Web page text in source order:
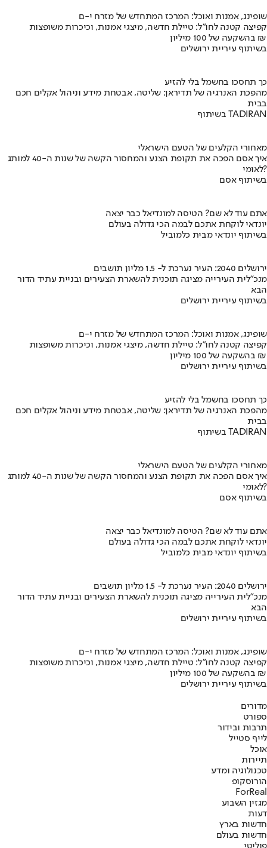
שופינג, אמנות ואוכל: המרכז המתחדש של מזרח י-ם
קפיצה קטנה לחו"ל: טיילת חדשה, מיצגי אמנות, וכיכרות משופצות
בהשקעה של 100 מיליון ₪
בשיתוף עיריית ירושלים
כך תחסכו בחשמל בלי להזיע
מהפכת האנרגיה של תדיראן: שליטה, אבטחת מידע וניהול אקלים חכם
בבית
בשיתוף TADIRAN
מאחורי הקלעים של הטעם הישראלי
איך אסם הפכה את תקופת הצנע והמחסור הקשה של שנות ה-40 למותג
לאומי?
בשיתוף אסם
אתם עוד לא שם? הטיסה למונדיאל כבר יצאה
יונדאי לוקחת אתכם לבמה הכי גדולה בעולם
בשיתוף יונדאי מבית כלמוביל
ירושלים 2040: העיר נערכת ל- 1.5 מליון תושבים
מנכ"לית העירייה מציגה תוכנית להשארת הצעירים ובניית עתיד הדור
הבא
בשיתוף עיריית ירושלים
שופינג, אמנות ואוכל: המרכז המתחדש של מזרח י-ם
קפיצה קטנה לחו"ל: טיילת חדשה, מיצגי אמנות, וכיכרות משופצות
בהשקעה של 100 מיליון ₪
בשיתוף עיריית ירושלים
כך תחסכו בחשמל בלי להזיע
מהפכת האנרגיה של תדיראן: שליטה, אבטחת מידע וניהול אקלים חכם
בבית
בשיתוף TADIRAN
מאחורי הקלעים של הטעם הישראלי
איך אסם הפכה את תקופת הצנע והמחסור הקשה של שנות ה-40 למותג
לאומי?
בשיתוף אסם
אתם עוד לא שם? הטיסה למונדיאל כבר יצאה
יונדאי לוקחת אתכם לבמה הכי גדולה בעולם
בשיתוף יונדאי מבית כלמוביל
ירושלים 2040: העיר נערכת ל- 1.5 מליון תושבים
מנכ"לית העירייה מציגה תוכנית להשארת הצעירים ובניית עתיד הדור
הבא
בשיתוף עיריית ירושלים
שופינג, אמנות ואוכל: המרכז המתחדש של מזרח י-ם
קפיצה קטנה לחו"ל: טיילת חדשה, מיצגי אמנות, וכיכרות משופצות
בהשקעה של 100 מיליון ₪
בשיתוף עיריית ירושלים
מדורים
ספורט
תרבות ובידור
לייף סטייל
אוכל
תיירות
טכנולוגיה ומדע
הורוסקופ
ForReal
מגזין השבוע
דעות
חדשות בארץ
חדשות בעולם
פוליטי